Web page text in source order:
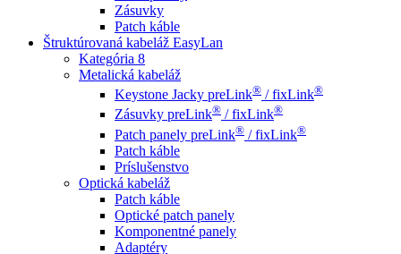
Zásuvky
Patch káble
Štruktúrovaná kabeláž EasyLan
Kategória 8
Metalická kabeláž
Keystone Jacky preLink® / fixLink®
Zásuvky preLink® / fixLink®
Patch panely preLink® / fixLink®
Patch káble
Príslušenstvo
Optická kabeláž
Patch káble
Optické patch panely
Komponentné panely
Adaptéry